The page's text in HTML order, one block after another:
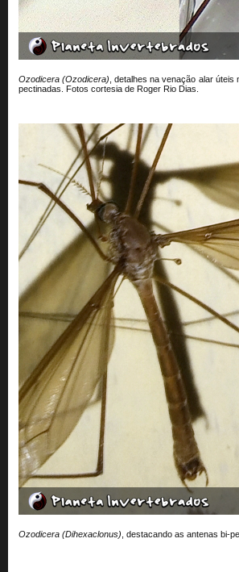
Ozodicera (Ozodicera) , detalhes na venação alar
pectinadas. Fotos cortesia de Roger Rio Dias.
Ozodicera (Dihexaclonus) , destacando as antenas bi-